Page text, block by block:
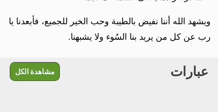
ويشهد الله أننا نفيض بالطيبة وحب الخير للجميع، فأبعدنا يا
رب عن كل من يريد بنا السُوء ولا يشبهنا.
عبارات مشاهدة الكل